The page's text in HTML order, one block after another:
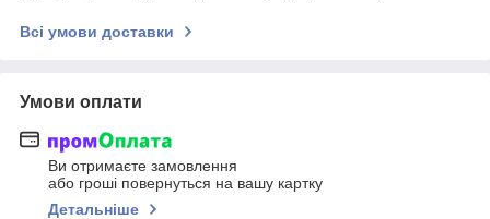
Всі умови доставки
Умови оплати
Ви отримаєте замовлення
або гроші повернуться на вашу картку
Детальніше